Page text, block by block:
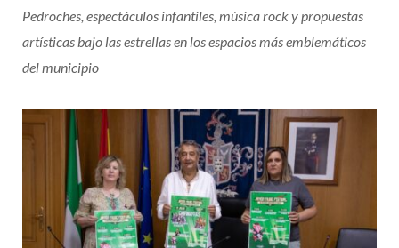
Pedroches, espectáculos infantiles, música rock y propuestas
artísticas bajo las estrellas en los espacios más emblemáticos
del municipio